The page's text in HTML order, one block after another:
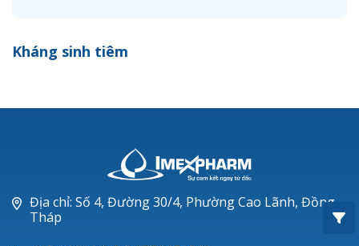
Ceftizoxim®
Piperacillin
Ticarlinat®
Kháng sinh tiêm
Địa chỉ: Số 4, Đường 30/4, Phường Cao Lãnh, Đồng
Tháp